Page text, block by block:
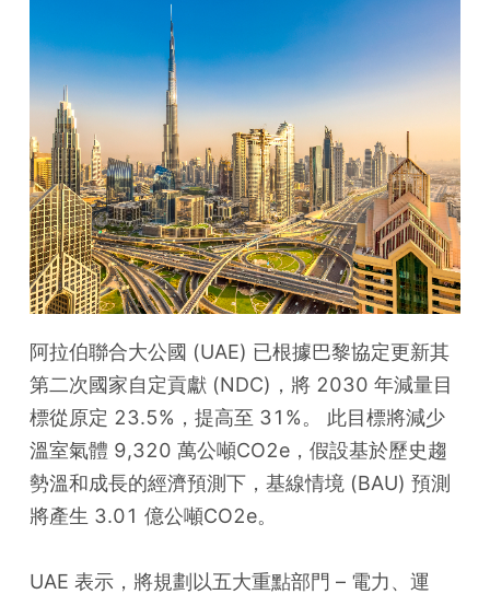
阿拉伯聯合大公國 (UAE) 已根據巴黎協定更新其
第二次國家自定貢獻 (NDC)，將 2030 年減量目
標從原定 23.5%，提高至 31%。 此目標將減少
溫室氣體 9,320 萬公噸CO2e，假設基於歷史趨
勢溫和成長的經濟預測下，基線情境 (BAU) 預測
將產生 3.01 億公噸CO2e。
UAE 表示，將規劃以五大重點部門 – 電力、運